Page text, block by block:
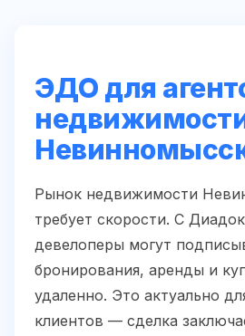
ЭДО для
Рынок недвижимости
требует скорости. С
девелоперы могут
бронирования, аренды и
удаленно. Это актуально
клиентов — сделка